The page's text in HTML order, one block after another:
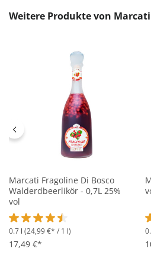
Produktgalerie überspringen
Weitere Produkte von
Marcati Fragoline Di Bosco
Walderdbeerlikör - 0,7L 25%
vol
Durchschnittliche Bewertung von
0.7 l (24,99 €* / 1 l)
17,49 €*